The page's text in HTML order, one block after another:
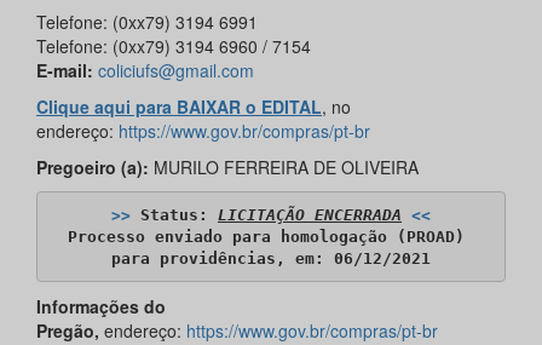
Telefone: (0xx79) 3194 6991
Telefone: (0xx79) 3194 6960 / 7154
E-mail: coliciufs@gmail.com
Clique aqui para BAIXAR o EDITAL, no
endereço: https://www.gov.br/compras/pt-br
Pregoeiro (a): MURILO FERREIRA DE OLIVEIRA
>> Status: LICITAÇÃO ENCERRADA <<
Processo enviado para homologação (PROAD)
para providências, em: 06/12/2021
Informações do
Pregão, endereço: https://www.gov.br/compras/pt-br